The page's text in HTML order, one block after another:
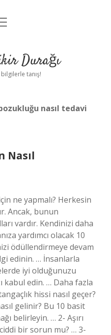
Durağı
tanış!
nasıl tedavi
Nasıl
ne yapmalı? Herkesin
Ancak, bunun
vardır. Kendinizi daha
yardımcı olacak 10
ödüllendirmeye devam
edinin. … İnsanlarla
iyi olduğunuzu
kabul edin. … Daha fazla
hissi nasıl geçer?
gelinir? Bu 10 basit
belirleyin. … 2- Aşırı
bir sorun mu? … 3-